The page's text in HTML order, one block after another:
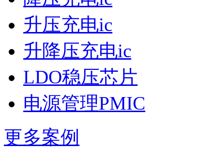
升压充电ic
升降压充电ic
LDO稳压芯片
电源管理PMIC
更多案例